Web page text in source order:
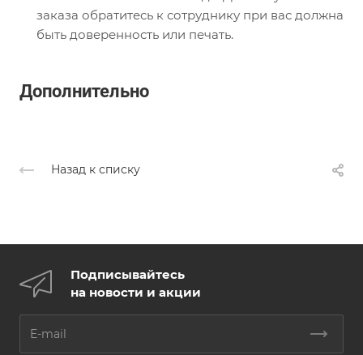
заказа обратитесь к сотруднику при вас должна
быть доверенность или печать.
Дополнительно
Назад к списку
Подписывайтесь
на новости и акции